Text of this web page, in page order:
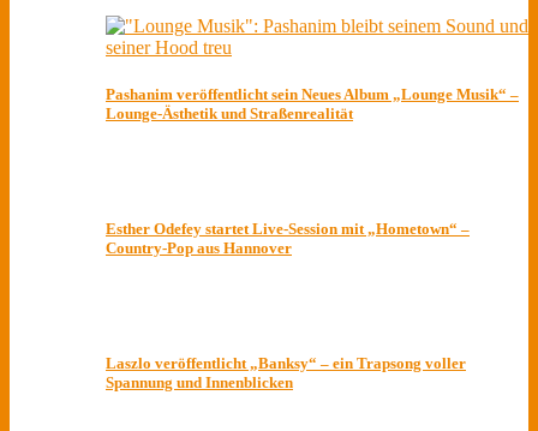
Pashanim veröffentlicht sein Neues Album „Lounge Musik“ –
Lounge-Ästhetik und Straßenrealität
Esther Odefey startet Live-Session mit „Hometown“ –
Country-Pop aus Hannover
Laszlo veröffentlicht „Banksy“ – ein Trapsong voller
Spannung und Innenblicken